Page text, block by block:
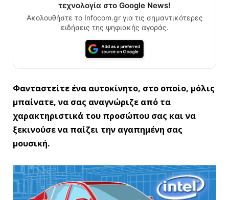
τεχνολογία στο Google News!
Ακολουθήστε το Infocom.gr για τις σημαντικότερες
ειδήσεις της ψηφιακής αγοράς.
Φανταστείτε ένα αυτοκίνητο, στο οποίο, μόλις
μπαίνατε, να σας αναγνώριζε από τα
χαρακτηριστικά του προσώπου σας και να
ξεκινούσε να παίζει την αγαπημένη σας
μουσική.